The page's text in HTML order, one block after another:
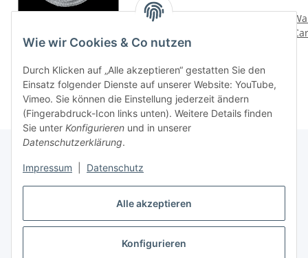
Alle akzeptieren
Konfigurieren
Wie wir Cookies & Co nutzen
Durch Klicken auf „Alle akzeptieren“ gestatten Sie den
Einsatz folgender Dienste auf unserer Website: YouTube,
Vimeo. Sie können die Einstellung jederzeit ändern
(Fingerabdruck-Icon links unten). Weitere Details finden
Sie unter Konfigurieren und in unserer
Datenschutzerklärung.
Impressum Datenschutz
- Panikhaken Chromgrau
7,95 €*
Waldhausen X-Line
WB – Strass Stirnband
34,95 €
Gesetzliche Informationen